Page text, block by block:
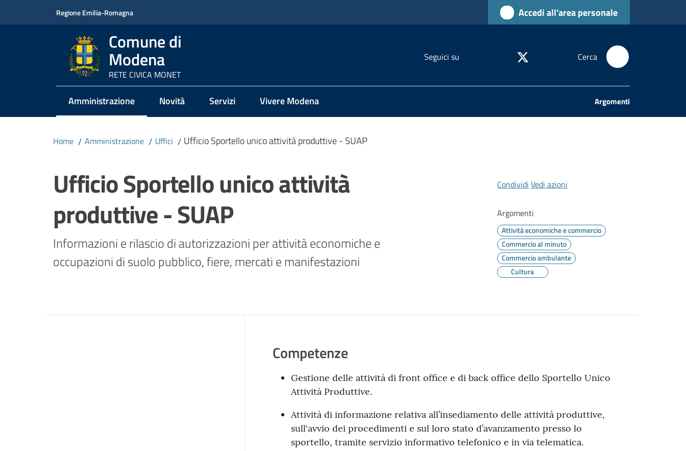
Regione Emilia-Romagna Accedi all'area personale
Comune di
Modena
RETE CIVICA MONET
Seguici su Cerca
Amministrazione
Menu selezionato Novità Servizi Vivere Modena Argomenti
Home / Amministrazione / Uffici / Ufficio Sportello unico attività produttive - SUAP
Ufficio Sportello unico attività
produttive - SUAP
Informazioni e rilascio di autorizzazioni per attività economiche e
occupazioni di suolo pubblico, fiere, mercati e manifestazioni
Condividi Vedi azioni
Argomenti
Attività economiche e commercio
Commercio al minuto
Commercio ambulante
Cultura
Competenze
Gestione delle attività di front office e di back office dello Sportello Unico
Attività Produttive.
Attività di informazione relativa all’insediamento delle attività produttive,
sull'avvio dei procedimenti e sul loro stato d’avanzamento presso lo
sportello, tramite servizio informativo telefonico e in via telematica.